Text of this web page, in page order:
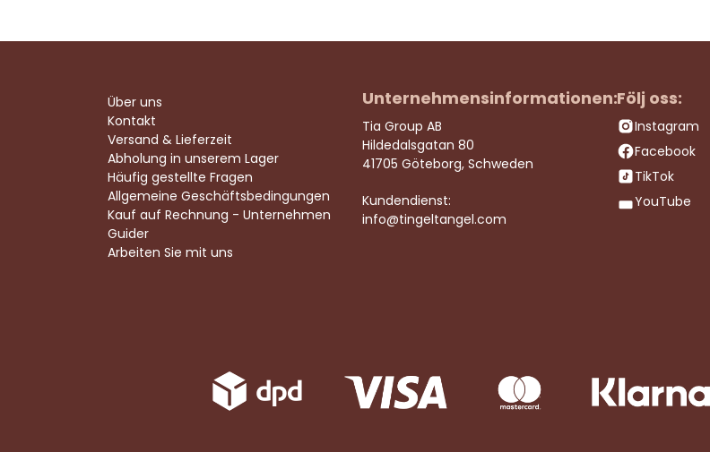
Über uns
Kontakt
Versand & Lieferzeit
Abholung in unserem Lager
Häufig gestellte Fragen
Allgemeine Geschäftsbedingungen
Kauf auf Rechnung - Unternehmen
Guider
Arbeiten Sie mit uns
Unternehmensinformationen:
Tia Group AB
Hildedalsgatan 80
41705 Göteborg, Schweden
Kundendienst:
info@tingeltangel.com
Följ oss:
Instagram
Facebook
TikTok
YouTube